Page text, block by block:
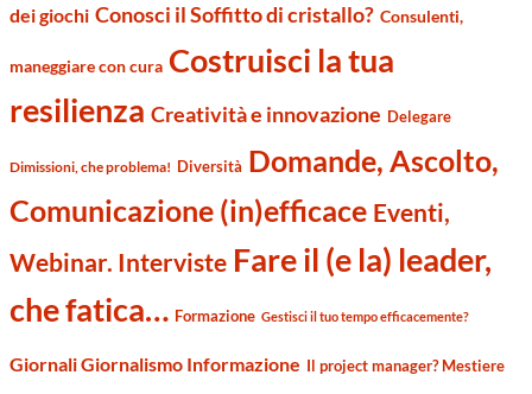
dei giochi Conosci il Soffitto di cristallo? Consulenti,
maneggiare con cura Costruisci la tua
resilienza Creatività e innovazione Delegare
Dimissioni, che problema! Diversità Domande, Ascolto,
Comunicazione (in)efficace Eventi,
Webinar. Interviste Fare il (e la) leader,
che fatica… Formazione Gestisci il tuo tempo efficacemente?
Giornali Giornalismo Informazione Il project manager? Mestiere